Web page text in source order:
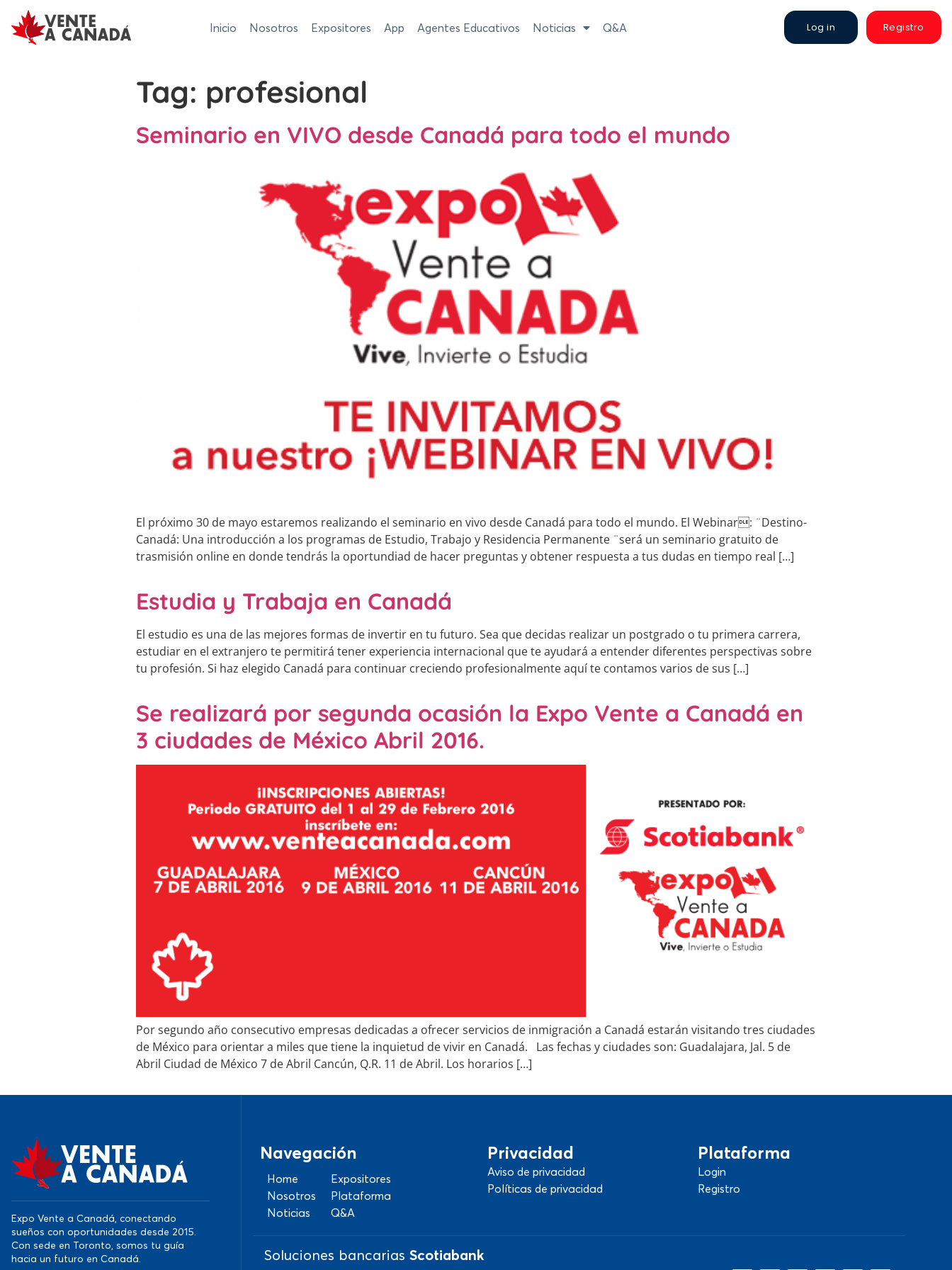
Inicio Nosotros Expositores App Agentes Educativos Noticias Q&A Log in Registro
Tag: profesional
Seminario en VIVO desde Canadá para todo el mundo
El próximo 30 de mayo estaremos realizando el seminario en vivo desde Canadá para todo el mundo. El Webinar: ¨Destino-
Canadá: Una introducción a los programas de Estudio, Trabajo y Residencia Permanente ¨será un seminario gratuito de
trasmisión online en donde tendrás la oportundiad de hacer preguntas y obtener respuesta a tus dudas en tiempo real […]
Estudia y Trabaja en Canadá
El estudio es una de las mejores formas de invertir en tu futuro. Sea que decidas realizar un postgrado o tu primera carrera,
estudiar en el extranjero te permitirá tener experiencia internacional que te ayudará a entender diferentes perspectivas sobre
tu profesión. Si haz elegido Canadá para continuar creciendo profesionalmente aquí te contamos varios de sus […]
Se realizará por segunda ocasión la Expo Vente a Canadá en
3 ciudades de México Abril 2016.
Por segundo año consecutivo empresas dedicadas a ofrecer servicios de inmigración a Canadá estarán visitando tres ciudades
de México para orientar a miles que tiene la inquietud de vivir en Canadá. Las fechas y ciudades son: Guadalajara, Jal. 5 de
Abril Ciudad de México 7 de Abril Cancún, Q.R. 11 de Abril. Los horarios […]
Expo Vente a Canadá, conectando
sueños con oportunidades desde 2015.
Con sede en Toronto, somos tu guía
hacia un futuro en Canadá.
Navegación
Home
Nosotros
Noticias
Expositores
Plataforma
Q&A
Privacidad
Aviso de privacidad
Políticas de privacidad
Plataforma
Login
Registro
Soluciones bancarias Scotiabank